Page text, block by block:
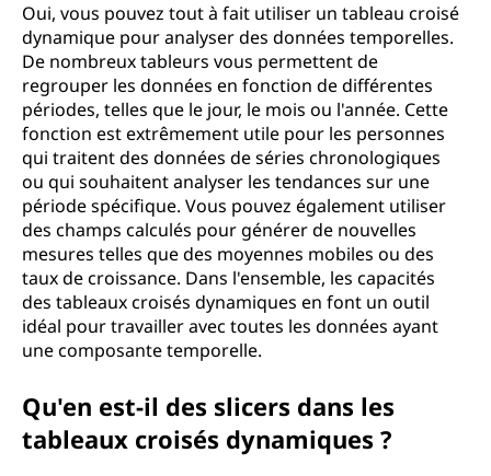
Oui, vous pouvez tout à fait utiliser un tableau croisé
dynamique pour analyser des données temporelles.
De nombreux tableurs vous permettent de
regrouper les données en fonction de différentes
périodes, telles que le jour, le mois ou l'année. Cette
fonction est extrêmement utile pour les personnes
qui traitent des données de séries chronologiques
ou qui souhaitent analyser les tendances sur une
période spécifique. Vous pouvez également utiliser
des champs calculés pour générer de nouvelles
mesures telles que des moyennes mobiles ou des
taux de croissance. Dans l'ensemble, les capacités
des tableaux croisés dynamiques en font un outil
idéal pour travailler avec toutes les données ayant
une composante temporelle.
Qu'en est-il des slicers dans les
tableaux croisés dynamiques ?